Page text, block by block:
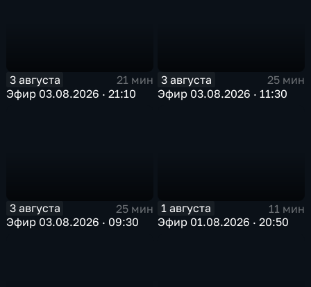
3 августа
21 мин
Эфир 03.08.2026 · 21:10
3 августа
25 мин
Эфир 03.08.2026 · 11:30
3 августа
25 мин
Эфир 03.08.2026 · 09:30
1 августа
11 мин
Эфир 01.08.2026 · 20:50